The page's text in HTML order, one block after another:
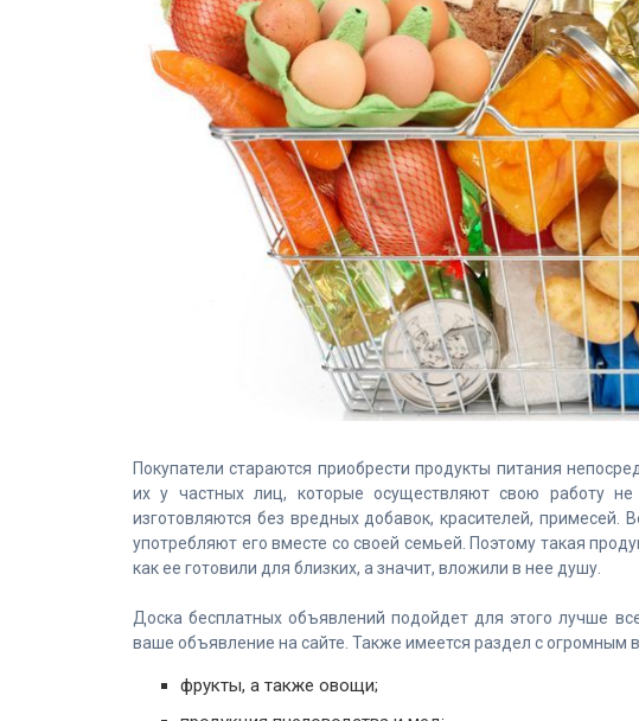
Покупатели стараются приобрести продукты питания
их у частных лиц, которые осуществляют свою работу
изготовляются без вредных добавок, красителей,
употребляют его вместе со своей семьей. Поэтому такая
как ее готовили для близких, а значит, вложили в нее душу.
Доска бесплатных объявлений подойдет для этого лучше
ваше объявление на сайте. Также имеется раздел с огромным
фрукты, а также овощи;